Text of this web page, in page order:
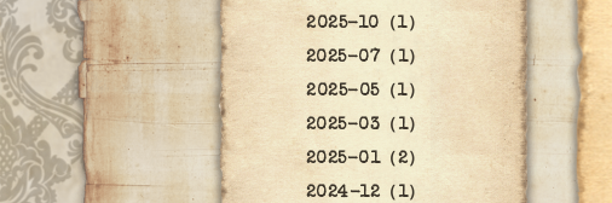
2025-10（1）
2025-07（1）
2025-05（1）
2025-03（1）
2025-01（2）
2024-12（1）